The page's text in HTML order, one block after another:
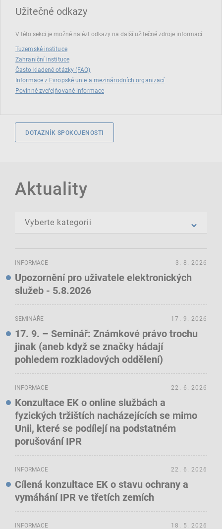
Užitečné odkazy
V této sekci je možné nalézt odkazy na další užitečné zdroje informací
Tuzemské instituce
Zahraniční instituce
Často kladené otázky (FAQ)
Informace z Evropské unie a mezinárodních organizací
Povinně zveřejňované informace
DOTAZNÍK SPOKOJENOSTI
Aktuality
INFORMACE
Upozornění pro uživatele elektronických
služeb - 5.8.2026
3. 8. 2026
SEMINÁŘE
17. 9. – Seminář: Známkové právo trochu
jinak (aneb když se značky hádají
pohledem rozkladových oddělení)
17. 9. 2026
INFORMACE
Konzultace EK o online službách a
fyzických tržištích nacházejících se mimo
Unii, které se podílejí na podstatném
porušování IPR
22. 6. 2026
INFORMACE
Cílená konzultace EK o stavu ochrany a
vymáhání IPR ve třetích zemích
22. 6. 2026
INFORMACE 18. 5. 2026